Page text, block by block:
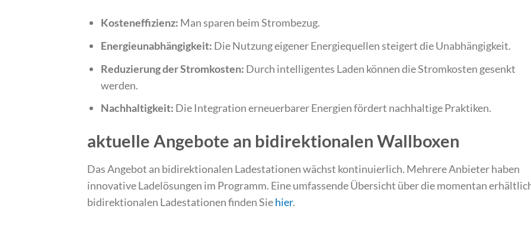
Kosteneffizienz: Man sparen beim Strombezug.
Energieunabhängigkeit: Die Nutzung eigener Energiequellen steigert die Unabhängigkeit.
Reduzierung der Stromkosten: Durch intelligentes Laden können die Stromkosten gesenkt
werden.
Nachhaltigkeit: Die Integration erneuerbarer Energien fördert nachhaltige Praktiken.
aktuelle Angebote an bidirektionalen Wallboxen
Das Angebot an bidirektionalen Ladestationen wächst kontinuierlich. Mehrere Anbieter haben
innovative Ladelösungen im Programm. Eine umfassende Übersicht über die momentan
bidirektionalen Ladestationen finden Siehier.